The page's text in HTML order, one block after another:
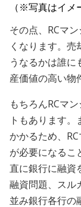
（※写真はイメ
その点、RCマ
くなります。
うなるかは誰
産価値の高い物
もちろんRCマ
トもあります
かかるため、
が必要になるこ
直に銀行に融資
融資問題、スル
並み銀行各行の